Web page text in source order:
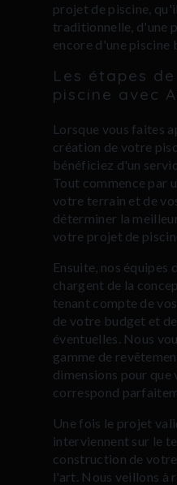
projet de piscine,
traditionnelle, d'une
encore d'une piscine
Les étapes
piscine avec
Lorsque vous faites
création de votre
bénéficiez d'un
Tout commence par
votre terrain et de
déterminer la
votre projet de
Ensuite, nos équipes
chargent de la
tenant compte de
de votre budget et
éventuelles. Nous
gamme de
dimensions pour
correspond
Une fois le projet
interviennent sur le
construction de
l'art. Nous veillons à